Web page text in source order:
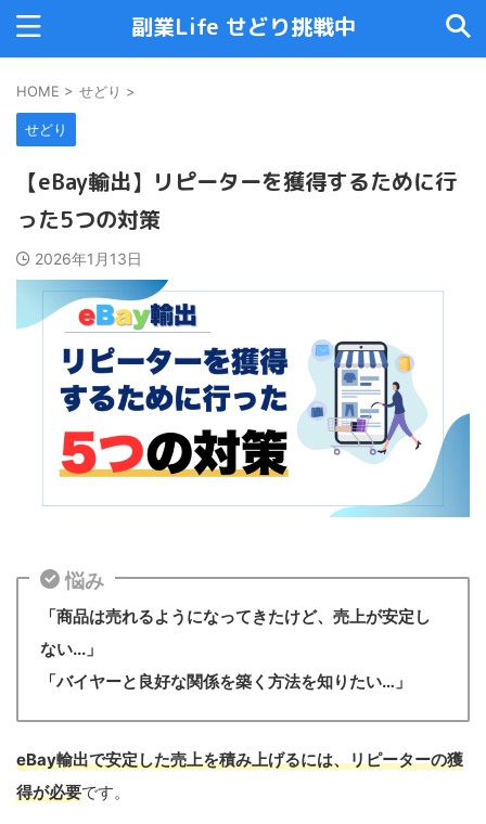
副業Life せどり挑戦中
HOME > せどり >
せどり
【eBay輸出】リピーターを獲得するために行
った5つの対策
2026年1月13日
悩み
「商品は売れるようになってきたけど、売上が安定し
ない...」
「バイヤーと良好な関係を築く方法を知りたい…」
eBay輸出で安定した売上を積み上げるには、リピーターの獲
得が必要です。